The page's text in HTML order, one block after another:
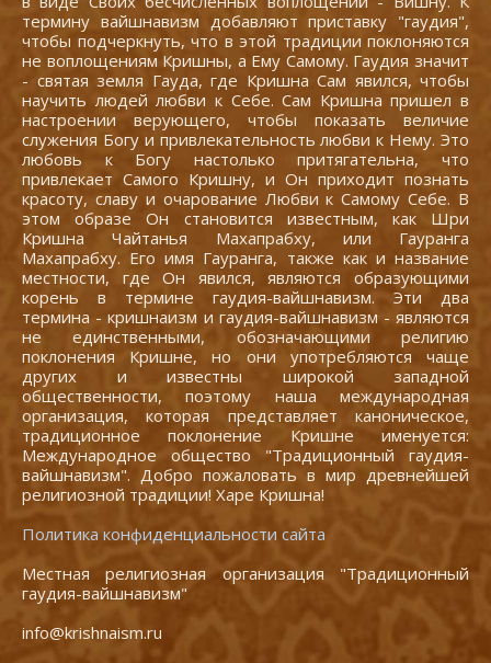
термину вайшнавизм добавляют приставку "гаудия",
чтобы подчеркнуть, что в этой традиции поклоняются
не воплощениям Кришны, а Ему Самому. Гаудия значит
- святая земля Гауда, где Кришна Сам явился, чтобы
научить людей любви к Себе. Сам Кришна пришел в
настроении верующего, чтобы показать величие
служения Богу и привлекательность любви к Нему. Это
любовь к Богу настолько притягательна, что
привлекает Самого Кришну, и Он приходит познать
красоту, славу и очарование Любви к Самому Себе. В
этом образе Он становится известным, как Шри
Кришна Чайтанья Махапрабху, или Гауранга
Махапрабху. Его имя Гауранга, также как и название
местности, где Он явился, являются образующими
корень в термине гаудия-вайшнавизм. Эти два
термина - кришнаизм и гаудия-вайшнавизм - являются
не единственными, обозначающими религию
поклонения Кришне, но они употребляются чаще
других и известны широкой западной
общественности, поэтому наша международная
организация, которая представляет каноническое,
традиционное поклонение Кришне именуется:
Международное общество "Традиционный гаудия-
вайшнавизм". Добро пожаловать в мир древнейшей
религиозной традиции! Харе Кришна!
Политика конфиденциальности сайта
Местная религиозная организация "Традиционный
гаудия-вайшнавизм"
info@krishnaism.ru